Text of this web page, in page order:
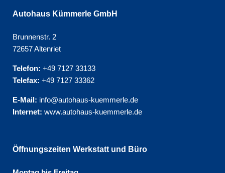
Autohaus Kümmerle GmbH
Brunnenstr. 2
72657 Altenriet
Telefon: +49 7127 33133
Telefax: +49 7127 33362
E-Mail: info@autohaus-kuemmerle.de
Internet: www.autohaus-kuemmerle.de
Öffnungszeiten Werkstatt und Büro